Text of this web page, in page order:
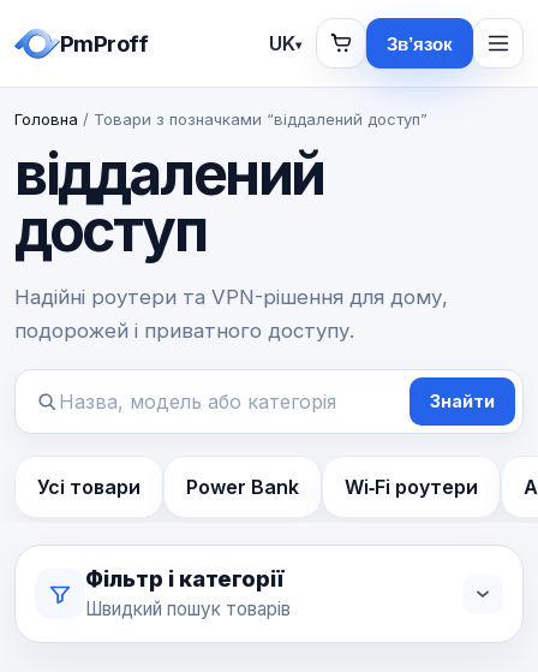
PmProff UK▾ Зв’язок
Головна / Товари з позначками “віддалений доступ”
віддалений
доступ
Надійні роутери та VPN-рішення для дому,
подорожей і приватного доступу.
Пошук
Знайти
Усі товари Power Bank Wi‑Fi роутери
Фільтр і категорії
Швидкий пошук товарів